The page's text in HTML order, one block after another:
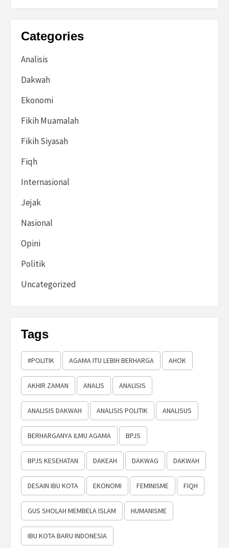
Categories
Analisis
Dakwah
Ekonomi
Fikih Muamalah
Fikih Siyasah
Fiqh
Internasional
Jejak
Nasional
Opini
Politik
Uncategorized
Tags
#POLITIK AGAMA ITU LEBIH BERHARGA AHOK
AKHIR ZAMAN ANALIS ANALISIS
ANALISIS DAKWAH ANALISIS POLITIK ANALISUS
BERHARGANYA ILMU AGAMA BPJS
BPJS KESEHATAN DAKEAH DAKWAG DAKWAH
DESAIN IBU KOTA EKONOMI FEMINISME FIQH
GUS SHOLAH MEMBELA ISLAM HUMANISME
IBU KOTA BARU INDONESIA